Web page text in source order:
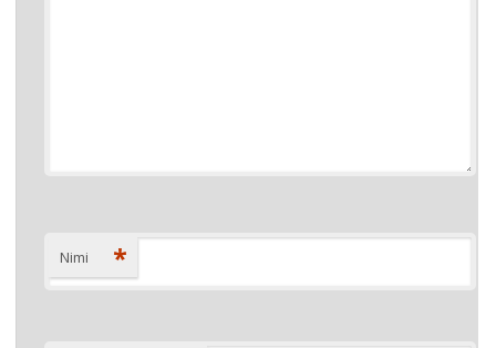
Nimi *